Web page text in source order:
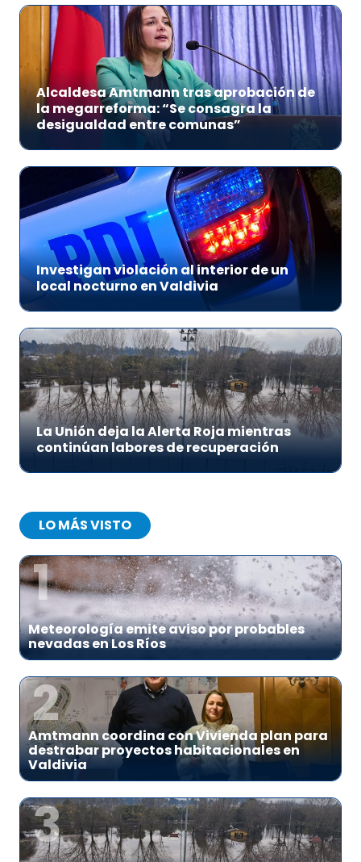
Alcaldesa Amtmann tras aprobación de
la megarreforma: “Se consagra la
desigualdad entre comunas”
Investigan violación al interior de un
local nocturno en Valdivia
La Unión deja la Alerta Roja mientras
continúan labores de recuperación
LO MÁS VISTO
1
Meteorología emite aviso por probables
nevadas en Los Ríos
2
Amtmann coordina con Vivienda plan para
destrabar proyectos habitacionales en
Valdivia
3